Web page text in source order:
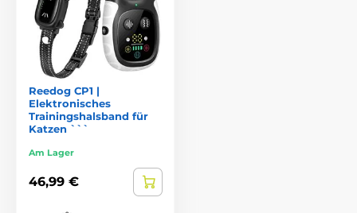
Reedog CP1 |
Elektronisches
Trainingshalsband für
Katzen ```
Am Lager
46,99 €